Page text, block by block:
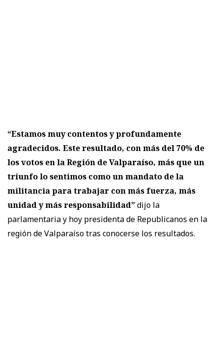
“Estamos muy contentos y profundamente
agradecidos. Este resultado, con más del 70% de
los votos en la Región de Valparaíso, más que un
triunfo lo sentimos como un mandato de la
militancia para trabajar con más fuerza, más
unidad y más responsabilidad” dijo la
parlamentaria y hoy presidenta de Republicanos en la
región de Valparaíso tras conocerse los resultados.